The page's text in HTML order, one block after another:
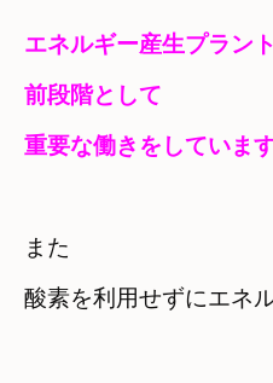
エネルギー産生プラン
前段階として
重要な働きをしていま
また
酸素を利用せずにエネ